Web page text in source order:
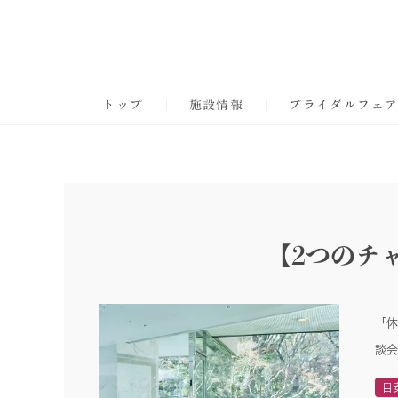
トップ 施設情報 ブライダルフェア
【2つのチ
「
談
目